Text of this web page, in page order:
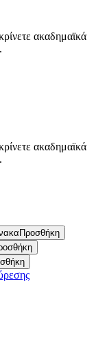
ακαδημαϊκά
ακαδημαϊκά
Προσθήκη